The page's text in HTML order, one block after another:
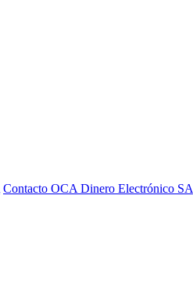
Contacto OCA Dinero Electrónico SA